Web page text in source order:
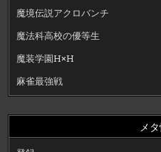
魔境伝説アクロバンチ
魔法科高校の優等生
魔装学園H×H
麻雀最強戦
メ